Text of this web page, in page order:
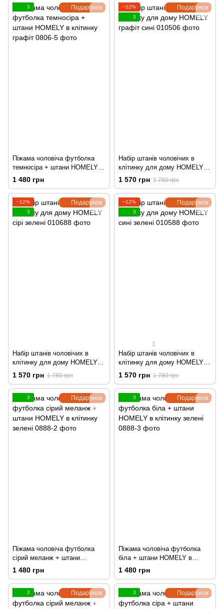
Подарунок
3
Піжама чоловіча футболка
темносіра + штани HOMELY в
клітинку графіт
1 480 грн
Подарунок
−12%
3
Набір штанів чоловічих в
клітинку для дому HOMELY
графіт сині
1 570 грн 1 780 грн
Подарунок
−12%
3
Набір штанів чоловічих в
клітинку для дому HOMELY
сірі зелені
1 570 грн 1 780 грн
Подарунок
−12%
3
1
Набір штанів чоловічих в
клітинку для дому HOMELY
сині зелені
1 570 грн 1 780 грн
Подарунок
3
Піжама чоловіча футболка
сірий меланж + штани
HOMELY в клітинку зелені
1 480 грн
Подарунок
3
Піжама чоловіча футболка
біла + штани HOMELY в
клітинку зелені
1 480 грн
Подарунок
3 Подарунок
3